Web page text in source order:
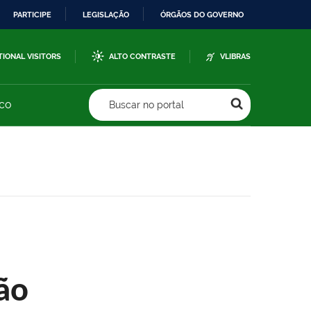
PARTICIPE LEGISLAÇÃO ÓRGÃOS DO GOVERNO
VISITORS ALTO CONTRASTE VLIBRAS
Buscar no portal